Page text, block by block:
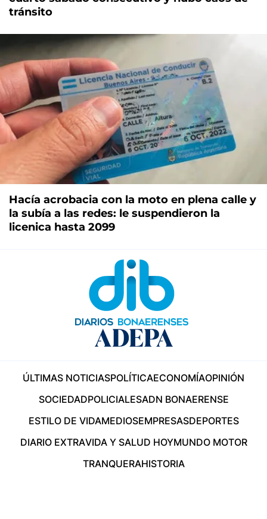
tránsito
Hacía acrobacia con la moto en plena calle y
la subía a las redes: le suspendieron la
licenica hasta 2099
ÚLTIMAS NOTICIASPOLÍTICAECONOMÍAOPINIÓN
SOCIEDADPOLICIALESADN BONAERENSE
ESTILO DE VIDAMEDIOSEMPRESASDEPORTES
DIARIO EXTRAVIDA Y SALUD HOYMUNDO MOTOR
TRANQUERAHISTORIA